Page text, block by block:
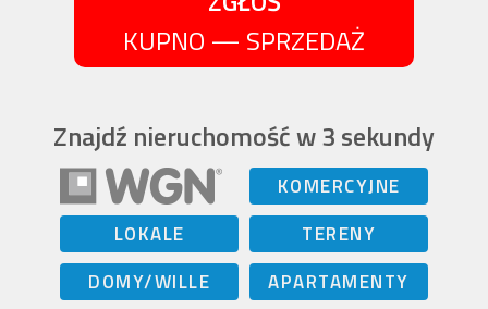
KUPNO — SPRZEDAŻ
Znajdź nieruchomość w 3 sekundy
KOMERCYJNE
LOKALE
TERENY
DOMY/WILLE
APARTAMENTY